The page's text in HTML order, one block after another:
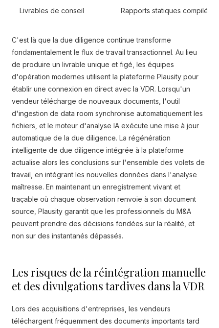
Livrables de conseil Rapports statiques compilés
C'est là que la due diligence continue transforme
fondamentalement le flux de travail transactionnel. Au lieu
de produire un livrable unique et figé, les équipes
d'opération modernes utilisent la plateforme Plausity pour
établir une connexion en direct avec la VDR. Lorsqu'un
vendeur télécharge de nouveaux documents, l'outil
d'ingestion de data room synchronise automatiquement les
fichiers, et le moteur d'analyse IA exécute une mise à jour
automatique de la due diligence. La régénération
intelligente de due diligence intégrée à la plateforme
actualise alors les conclusions sur l'ensemble des volets de
travail, en intégrant les nouvelles données dans l'analyse
maîtresse. En maintenant un enregistrement vivant et
traçable où chaque observation renvoie à son document
source, Plausity garantit que les professionnels du M&A
peuvent prendre des décisions fondées sur la réalité, et
non sur des instantanés dépassés.
Les risques de la réintégration manuelle
et des divulgations tardives dans la VDR
Lors des acquisitions d'entreprises, les vendeurs
téléchargent fréquemment des documents importants tard